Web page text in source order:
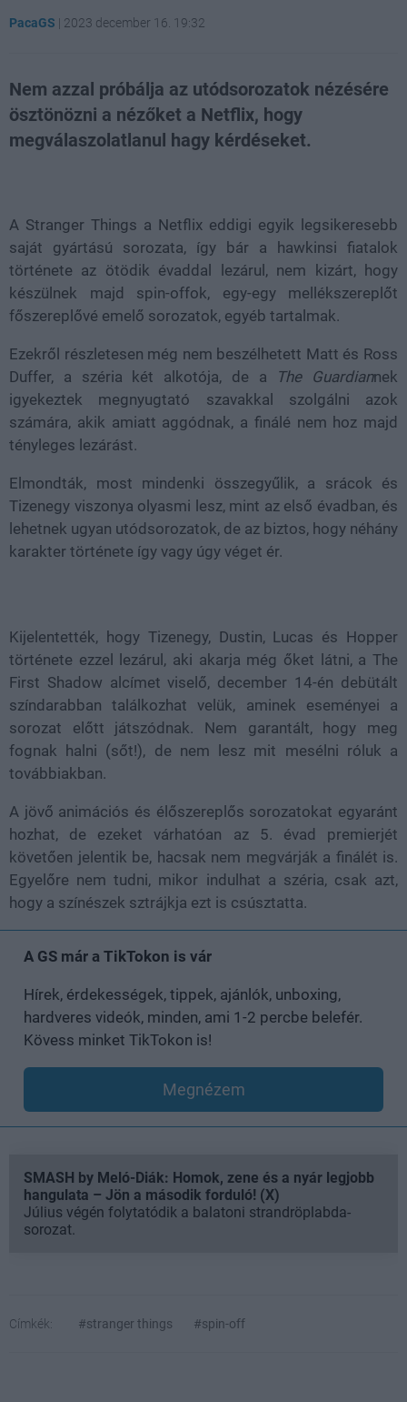
PacaGS | 2023 december 16. 19:32
Nem azzal próbálja az utódsorozatok nézésére
ösztönözni a nézőket a Netflix, hogy
megválaszolatlanul hagy kérdéseket.
A Stranger Things a Netflix eddigi egyik legsikeresebb
saját gyártású sorozata, így bár a hawkinsi fiatalok
története az ötödik évaddal lezárul, nem kizárt, hogy
készülnek majd spin-offok, egy-egy mellékszereplőt
főszereplővé emelő sorozatok, egyéb tartalmak.
Ezekről részletesen még nem beszélhetett Matt és Ross
Duffer, a széria két alkotója, de a
The Guardiannek
igyekeztek megnyugtató szavakkal szolgálni azok
számára, akik amiatt aggódnak, a finálé nem hoz majd
tényleges lezárást.
Elmondták, most mindenki összegyűlik, a srácok és
Tizenegy viszonya olyasmi lesz, mint az első évadban, és
lehetnek ugyan utódsorozatok, de az biztos, hogy néhány
karakter története így vagy úgy véget ér.
Kijelentették, hogy Tizenegy, Dustin, Lucas és Hopper
története ezzel lezárul, aki akarja még őket látni, a The
First Shadow alcímet viselő, december 14-én debütált
színdarabban találkozhat velük, aminek eseményei a
sorozat előtt játszódnak. Nem garantált, hogy meg
fognak halni (sőt!), de nem lesz mit mesélni róluk a
továbbiakban.
A jövő animációs és élőszereplős sorozatokat egyaránt
hozhat, de ezeket várhatóan az 5. évad premierjét
követően jelentik be, hacsak nem megvárják a finálét is.
Egyelőre nem tudni, mikor indulhat a széria, csak azt,
hogy a színészek sztrájkja ezt is csúsztatta.
A GS már a TikTokon is vár
Hírek, érdekességek, tippek, ajánlók, unboxing,
hardveres videók, minden, ami 1-2 percbe belefér.
Kövess minket TikTokon is!
Megnézem
SMASH by Meló-Diák: Homok, zene és a nyár legjobb
hangulata – Jön a második forduló! (X)
Július végén folytatódik a balatoni strandröplabda-
sorozat.
Címkék: #stranger things #spin-off